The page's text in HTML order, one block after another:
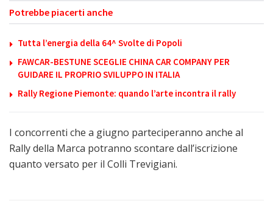
Potrebbe piacerti anche
Tutta l’energia della 64^ Svolte di Popoli
FAWCAR-BESTUNE SCEGLIE CHINA CAR COMPANY PER
GUIDARE IL PROPRIO SVILUPPO IN ITALIA
Rally Regione Piemonte: quando l’arte incontra il rally
I concorrenti che a giugno parteciperanno anche al
Rally della Marca potranno scontare dall’iscrizione
quanto versato per il Colli Trevigiani.